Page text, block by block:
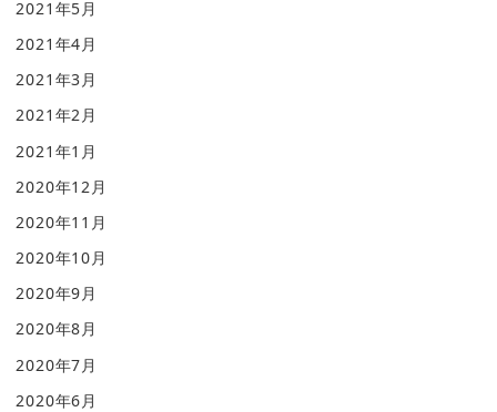
2021年5月
2021年4月
2021年3月
2021年2月
2021年1月
2020年12月
2020年11月
2020年10月
2020年9月
2020年8月
2020年7月
2020年6月